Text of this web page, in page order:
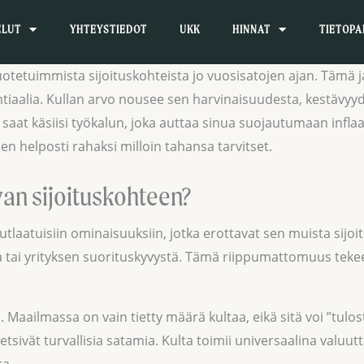
YHTEYSTIEDOT UKK HINNAT
sijoituskohteista jo vuosisatojen ajan.
Kullan arvo nousee sen harvinaisuudesta,
käsiisi työkalun, joka auttaa sinua suojautumaan
helposti rahaksi milloin tahansa tarvitset.
sijoituskohteen?
ominaisuuksiin, jotka erottavat sen muista
yrityksen suorituskyvystä. Tämä riippumattomuus
on vain tietty määrä kultaa, eikä sitä voi
turvallisia satamia. Kulta toimii universaalina